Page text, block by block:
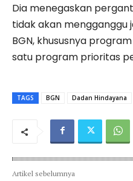
Dia menegaskan
tidak akan mengganggu
BGN, khususnya
satu program prioritas
TAGS BGN Dadan Hindayana
Artikel sebelumnya